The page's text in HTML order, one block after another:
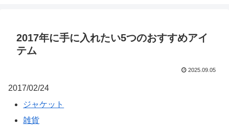
2017年に手に入れたい5つのおすすめアイ
テム
2025.09.05
2017/02/24
ジャケット
雑貨